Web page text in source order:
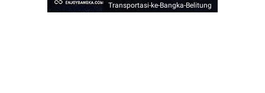
Transportasi-ke-Bangka-Belitung